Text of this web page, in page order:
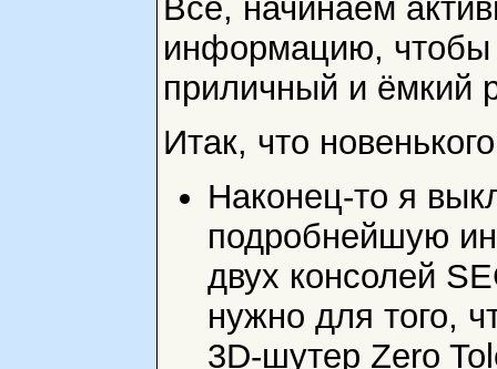
Всё, начинаем
информацию, чтобы
приличный и ёмкий
Итак, что
Наконец-то я
подробнейшую
двух консолей
нужно для того,
3D-шутер Zero